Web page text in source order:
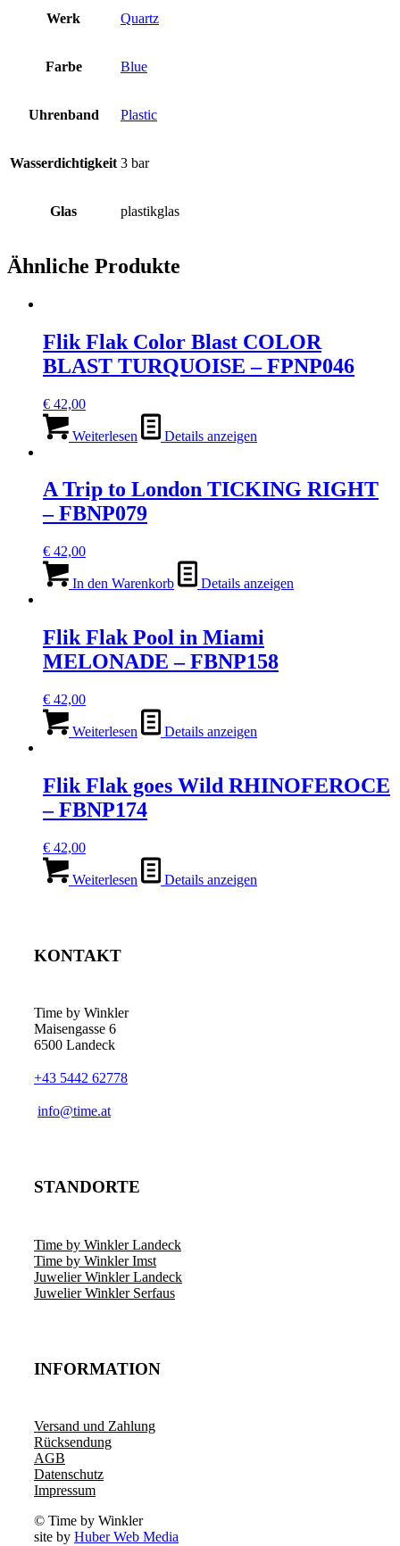
Werk Quartz
Farbe Blue
Uhrenband Plastic
Wasserdichtigkeit 3 bar
Glas plastikglas
Ähnliche Produkte
Flik Flak Color Blast COLOR
BLAST TURQUOISE – FPNP046
€ 42,00
Weiterlesen Details anzeigen
A Trip to London TICKING RIGHT
– FBNP079
€ 42,00
In den Warenkorb Details anzeigen
Flik Flak Pool in Miami
MELONADE – FBNP158
€ 42,00
Weiterlesen Details anzeigen
Flik Flak goes Wild RHINOFEROCE
– FBNP174
€ 42,00
Weiterlesen Details anzeigen
KONTAKT
Time by Winkler
Maisengasse 6
6500 Landeck
+43 5442 62778
­info@time.at
STANDORTE
Time by Winkler Landeck
Time by Winkler Imst
Juwelier Winkler Landeck
Juwelier Winkler Serfaus
INFORMATION
Versand und Zahlung
Rücksendung
AGB
Datenschutz
Impressum
© Time by Winkler
site by Huber Web Media